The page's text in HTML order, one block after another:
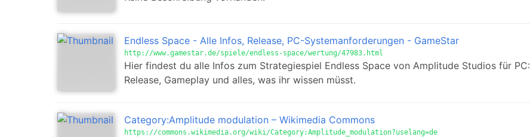
Endless Space - Alle Infos, Release, PC-Systemanforderungen - GameStar
http://www.gamestar.de/spiele/endless-space/wertung/47983.html
Hier findest du alle Infos zum Strategiespiel Endless Space von Amplitude Studios für PC:
Release, Gameplay und alles, was ihr wissen müsst.
Category:Amplitude modulation – Wikimedia Commons
https://commons.wikimedia.org/wiki/Category:Amplitude_modulation?uselang=de